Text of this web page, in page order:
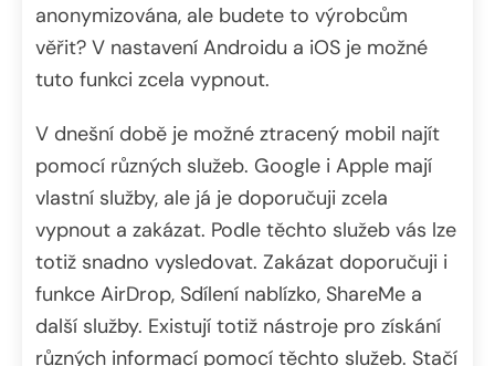
anonymizována, ale budete to výrobcům
věřit? V nastavení Androidu a iOS je možné
tuto funkci zcela vypnout.
V dnešní době je možné ztracený mobil najít
pomocí různých služeb. Google i Apple mají
vlastní služby, ale já je doporučuji zcela
vypnout a zakázat. Podle těchto služeb vás lze
totiž snadno vysledovat. Zakázat doporučuji i
funkce AirDrop, Sdílení nablízko, ShareMe a
další služby. Existují totiž nástroje pro získání
různých informací pomocí těchto služeb. Stačí